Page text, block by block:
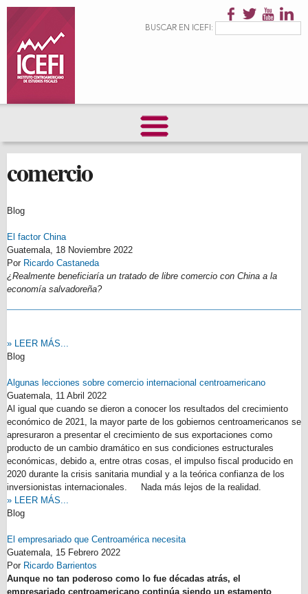
principalFormulario de
BUSCAR EN ICEFI:
comercio
Blog
El factor China
Guatemala, 18 Noviembre 2022
Por Ricardo Castaneda
¿Realmente beneficiaría un tratado de libre comercio con China a la
economía salvadoreña?
» LEER MÁS...
Blog
Algunas lecciones sobre comercio internacional centroamericano
Guatemala, 11 Abril 2022
Al igual que cuando se dieron a conocer los resultados del crecimiento
económico de 2021, la mayor parte de los gobiernos centroamericanos se
apresuraron a presentar el crecimiento de sus exportaciones como
producto de un cambio dramático en sus condiciones estructurales
económicas, debido a, entre otras cosas, el impulso fiscal producido en
2020 durante la crisis sanitaria mundial y a la teórica confianza de los
inversionistas internacionales. Nada más lejos de la realidad.
» LEER MÁS...
Blog
El empresariado que Centroamérica necesita
Guatemala, 15 Febrero 2022
Por Ricardo Barrientos
Aunque no tan poderoso como lo fue décadas atrás, el
empresariado centroamericano continúa siendo un estamento